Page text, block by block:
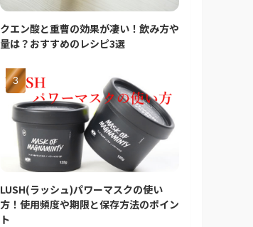
クエン酸と重曹の効果が凄い！飲み方や
量は？おすすめのレシピ3選
LUSH(ラッシュ)パワーマスクの使い
方！使用頻度や期限と保存方法のポイン
ト